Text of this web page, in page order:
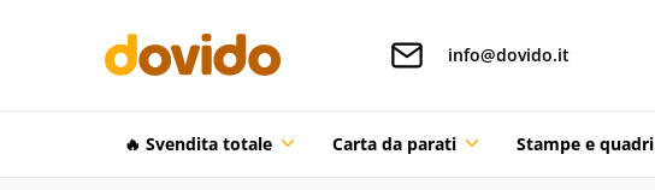
info@dovido.it
🔥 Svendita totale Carta da parati Stampe e quadri